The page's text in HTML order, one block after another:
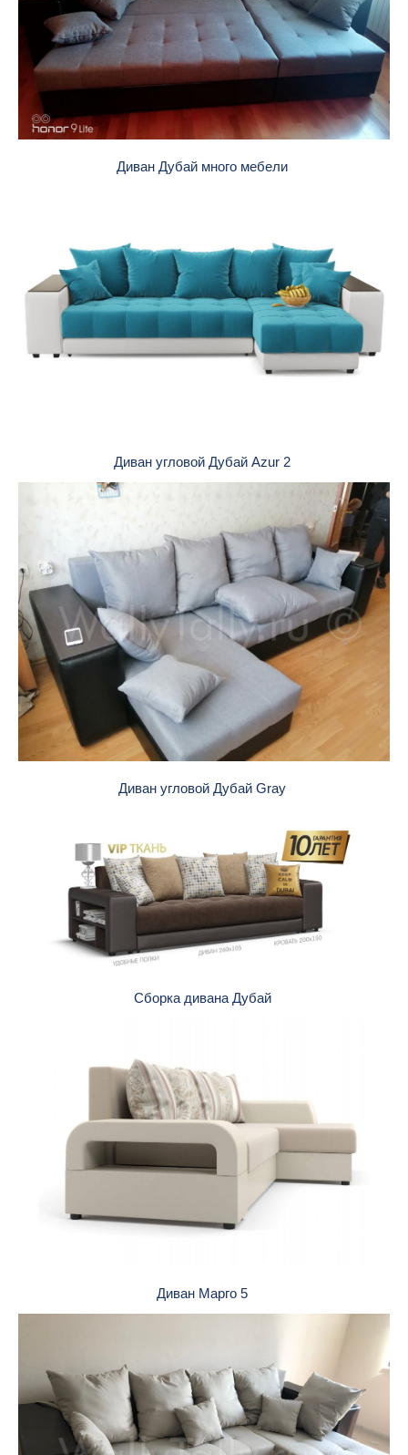
Диван Дубай много мебели
Диван угловой Дубай Azur 2
Диван угловой Дубай Gray
Сборка дивана Дубай
Диван Марго 5